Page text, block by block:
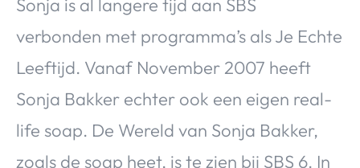
Sonja is al langere tijd aan SBS
verbonden met programma’s als Je Echte
Leeftijd. Vanaf November 2007 heeft
Sonja Bakker echter ook een eigen real-
life soap. De Wereld van Sonja Bakker,
zoals de soap heet, is te zien bij SBS 6. In